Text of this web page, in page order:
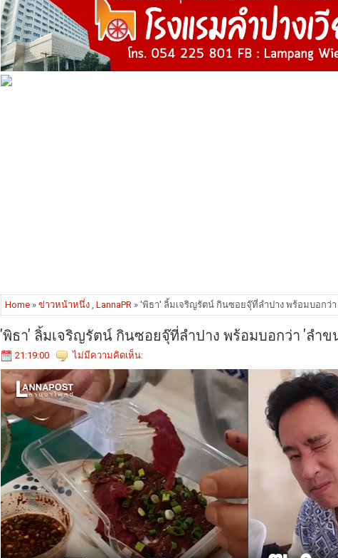
Home » ข่าวหน้าหนึ่ง , LannaPR » 'พิธา' ลิ้มเจริญรัตน์ กินซอยจุ๊ที่ลำปาง พร้อมบอกว่
'พิธา' ลิ้มเจริญรัตน์ กินซอยจุ๊ที่ลำปาง พร้อมบอกว่า 'ลำ
21:19:00 ไม่มีความคิดเห็น: